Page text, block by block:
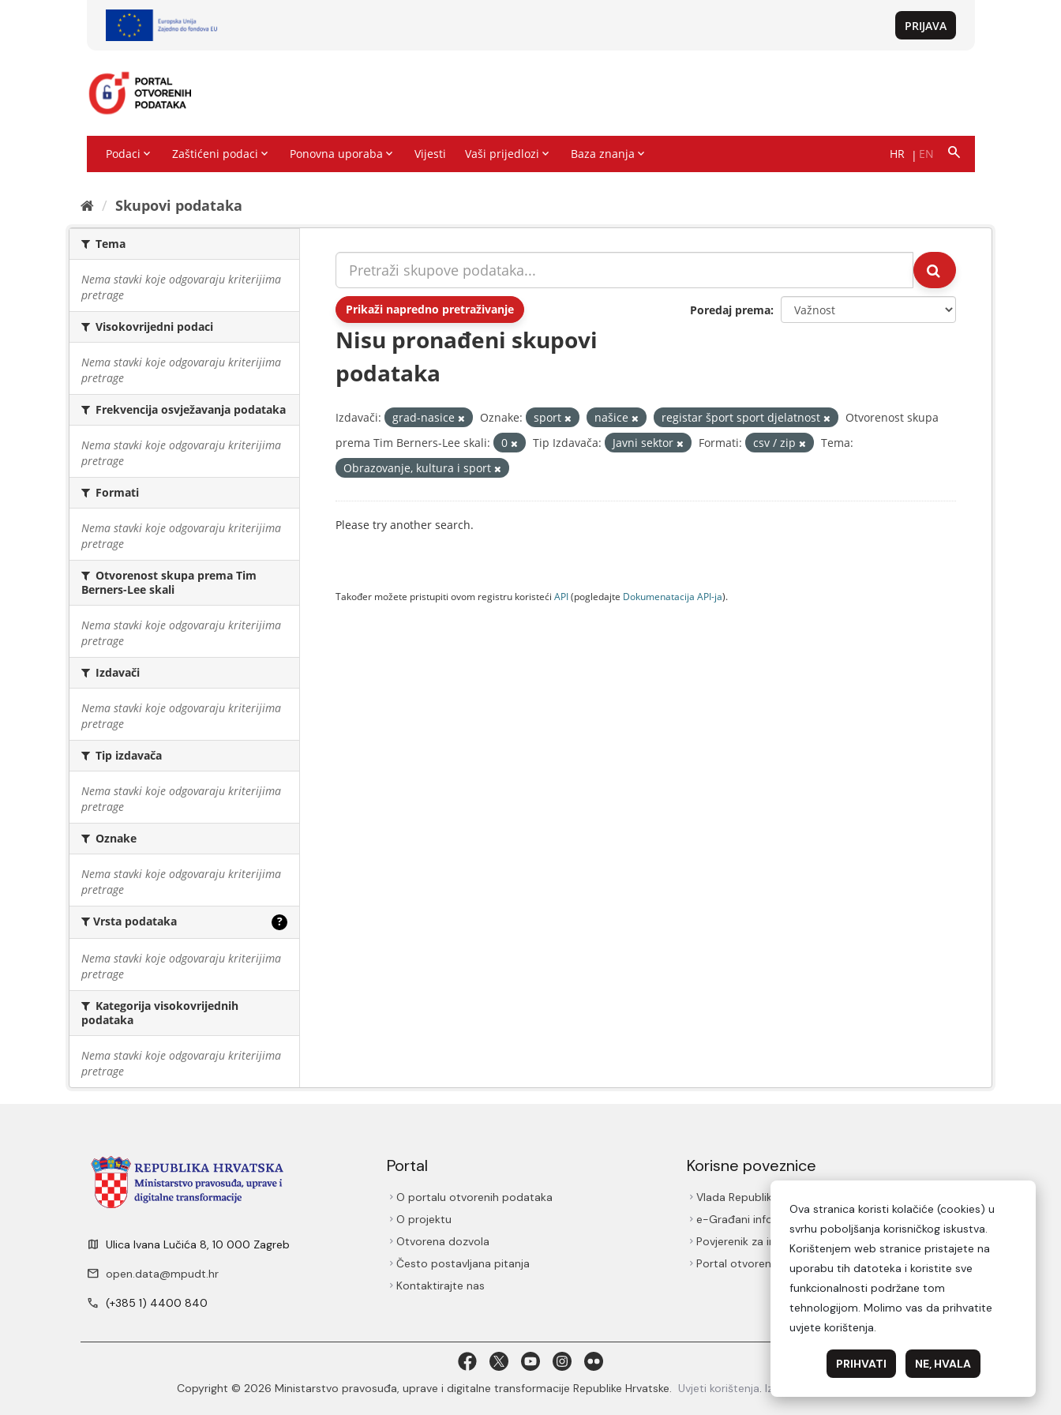
Skupovi podаtаkа
Tema
Nema stavki koje odgovaraju kriterijima
pretrage
Visokovrijedni podaci
Nema stavki koje odgovaraju kriterijima
pretrage
Frekvencija osvježavanja podataka
Nema stavki koje odgovaraju kriterijima
pretrage
Formati
Nema stavki koje odgovaraju kriterijima
pretrage
Otvorenost skupa prema Tim
Berners-Lee skali
Nema stavki koje odgovaraju kriterijima
pretrage
Izdavači
Nema stavki koje odgovaraju kriterijima
pretrage
Tip izdavača
Nema stavki koje odgovaraju kriterijima
pretrage
Oznake
Nema stavki koje odgovaraju kriterijima
pretrage
Vrsta podataka ?
Nema stavki koje odgovaraju kriterijima
pretrage
Kategorija visokovrijednih
podataka
Nema stavki koje odgovaraju kriterijima
pretrage
Prikaži napredno pretraživanje Poredaj prema
Nisu pronađeni skupovi
podataka
Izdavači: grad-nasice Oznake: sport našice registar šport sport djelatnost
Otvorenost skupa
prema Tim Berners-Lee skali:
0 Tip Izdavača: Javni sektor Formati: csv / zip
Tema:
Obrazovanje, kultura i sport
Please try another search.
Također možete pristupiti ovom registru koristeći API(pogledajte Dokumenаtаcijа API-jа).